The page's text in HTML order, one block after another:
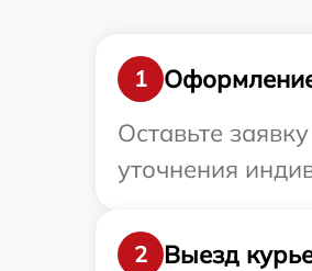
1
Оставьте
уточнения
2
Выезд